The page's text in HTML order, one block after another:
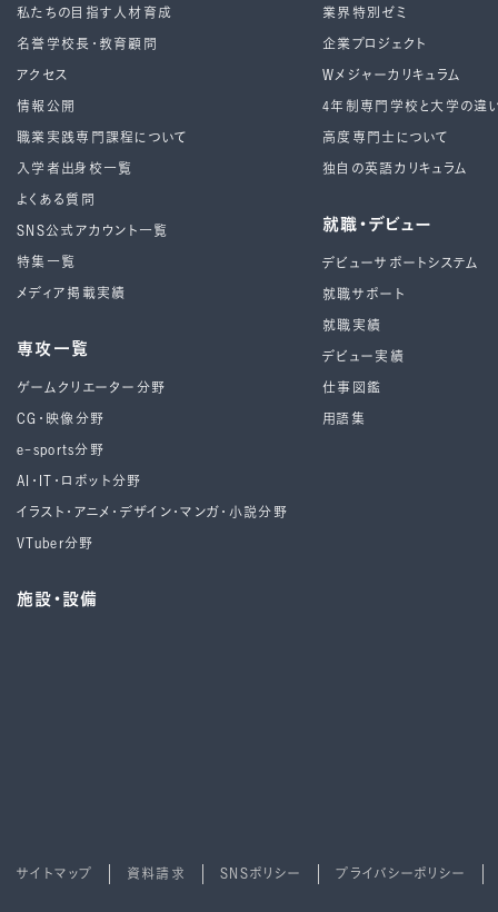
私たちの目指す人材育成
名誉学校長・教育顧問
アクセス
情報公開
職業実践専門課程について
入学者出身校一覧
よくある質問
SNS公式アカウント一覧
特集一覧
メディア掲載実績
専攻一覧
ゲームクリエーター分野
CG・映像分野
e-sports分野
AI・IT・ロボット分野
イラスト・アニメ・デザイン・マンガ・小説分野
VTuber分野
施設・設備
業界特別ゼミ
企業プロジェクト
Wメジャーカリキュラム
4年制専⾨学校と⼤学の違
高度専門士について
独自の英語カリキュラム
就職・デビュー
デビューサポートシステム
就職サポート
就職実績
デビュー実績
仕事図鑑
用語集
サイトマップ 資料請求 SNSポリシー プライバシーポリシー